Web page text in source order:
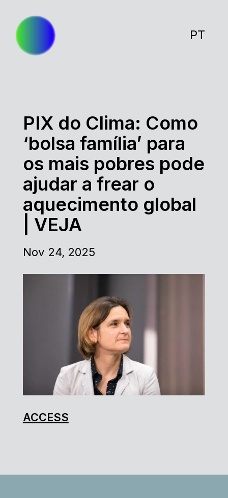
PT
PIX do Clima: Como
‘bolsa família’ para
os mais pobres pode
ajudar a frear o
aquecimento global
| VEJA
Nov 24, 2025
ACCESS